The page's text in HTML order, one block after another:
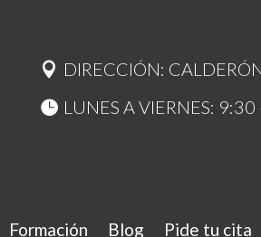
DIRECCIÓN:
LUNES A VIERNES:
Formación Blog Pide tu cita